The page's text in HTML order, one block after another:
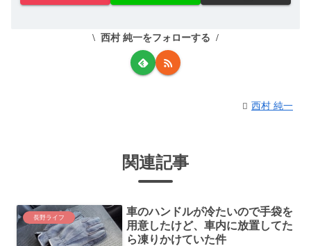
西村 純一をフォローする
西村 純一
関連記事
長野ライフ
車のハンドルが冷たいので手袋を
用意したけど、車内に放置してた
ら凍りかけていた件